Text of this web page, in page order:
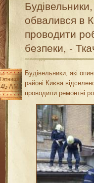
обвалився в
проводити
безпеки, -
AM
Будівельники, які
районі Києва
проводили ремонтні